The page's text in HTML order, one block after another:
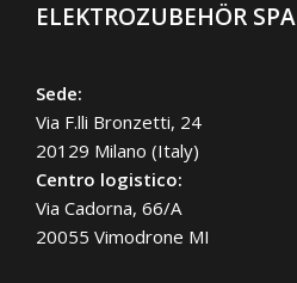
ELEKTROZUBEHÖR SPA
Sede:
Via F.lli Bronzetti, 24
20129 Milano (Italy)
Centro logistico:
Via Cadorna, 66/A
20055 Vimodrone MI